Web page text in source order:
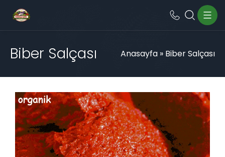
Biber Salçası Anasayfa » Biber Salçası